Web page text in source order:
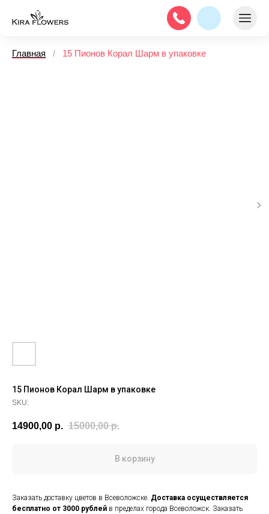
Главная / 15 Пионов Корал Шарм в упаковке
15 Пионов Корал Шарм в упаковке
SKU:
14900,00 р. 15000,00 р.
В корзину
Заказать доставку цветов в Всеволожске. Доставка осуществляется
бесплатно от 3000 рублей в пределах города Всеволожск. Заказать